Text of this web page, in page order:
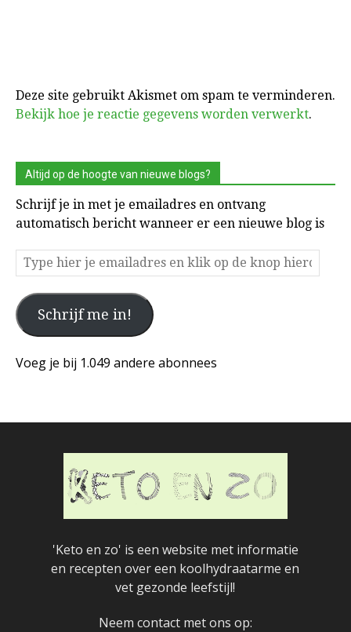
Deze site gebruikt Akismet om spam te verminderen.
Bekijk hoe je reactie gegevens worden verwerkt.
Altijd op de hoogte van nieuwe blogs?
Schrijf je in met je emailadres en ontvang
automatisch bericht wanneer er een nieuwe blog is
Type
hier
je
emailadres
en
op
hieronder
Schrijf me in!
Voeg je bij 1.049 andere abonnees
'Keto en zo' is een website met informatie
en recepten over een koolhydraatarme en
vet gezonde leefstijl!
Neem contact met ons op: